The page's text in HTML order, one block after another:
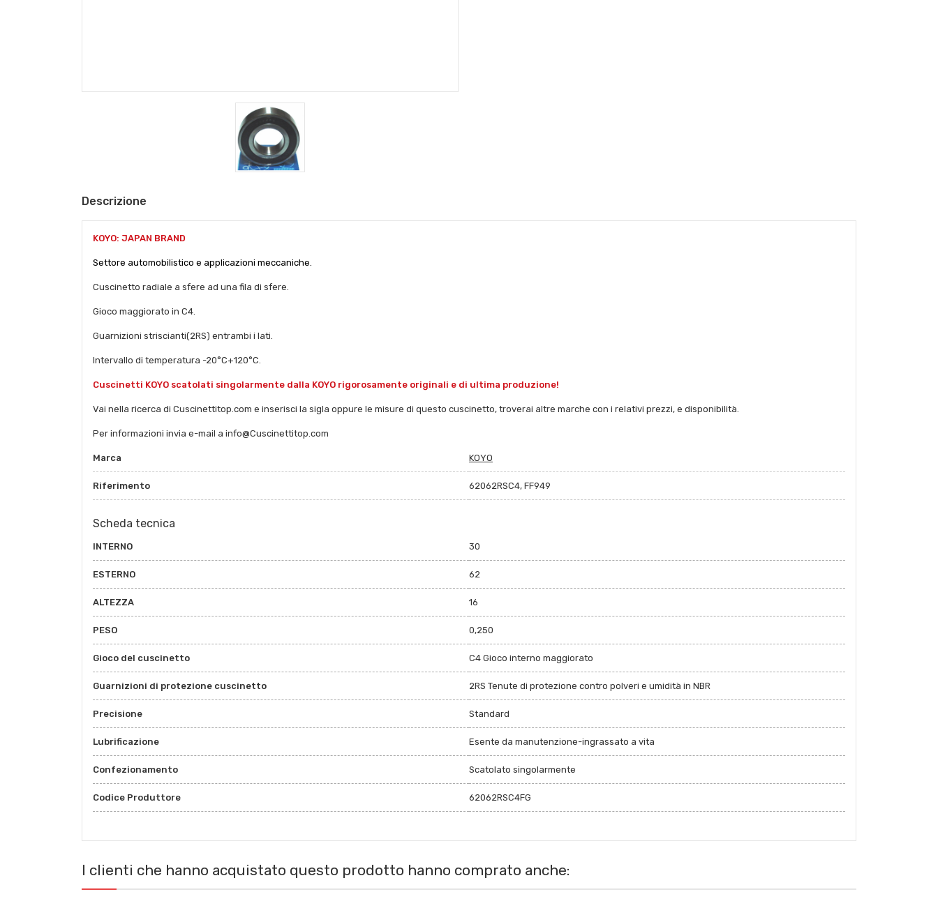
Descrizione
KOYO: JAPAN BRAND
Settore automobilistico e applicazioni meccaniche.
Cuscinetto radiale a sfere ad una fila di sfere.
Gioco maggiorato in C4.
Guarnizioni striscianti(2RS) entrambi i lati.
Intervallo di temperatura -20°C+120°C.
Cuscinetti KOYO scatolati singolarmente dalla KOYO rigorosamente originali e di ultima produzione!
Vai nella ricerca di Cuscinettitop.com e inserisci la sigla oppure le misure di questo cuscinetto, troverai altre marche con i relativi prezzi, e disponibilità.
Per informazioni invia e-mail a info@Cuscinettitop.com
Marca KOYO
Riferimento 62062RSC4, FF949
Scheda tecnica
INTERNO 30
ESTERNO 62
ALTEZZA 16
PESO 0,250
Gioco del cuscinetto C4 Gioco interno maggiorato
Guarnizioni di protezione cuscinetto 2RS Tenute di protezione contro polveri e umidità in NBR
Precisione Standard
Lubrificazione Esente da manutenzione-ingrassato a vita
Confezionamento Scatolato singolarmente
Codice Produttore 62062RSC4FG
I clienti che hanno acquistato questo prodotto hanno comprato anche: